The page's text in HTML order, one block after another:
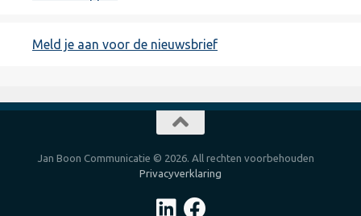
Meld je aan voor de nieuwsbrief
Jan Boon Communicatie © 2026. All rechten voorbehouden
Privacyverklaring